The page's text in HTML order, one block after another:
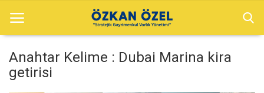
Anasayfa
Anahtar Kelime : Dubai Marina kira
getirisi